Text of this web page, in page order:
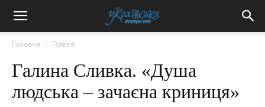
Головна Поезія
Галина Сливка. «Душа
людська – зачаєна криниця»